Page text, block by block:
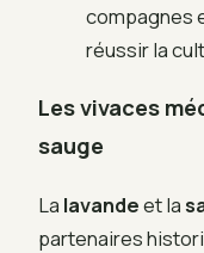
compagnes
réussir la
Les vivaces
sauge
La lavandeet la
partenaires